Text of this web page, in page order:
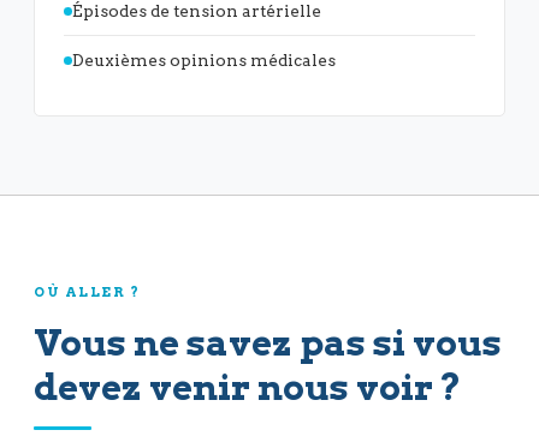
Épisodes de tension artérielle
Deuxièmes opinions médicales
OÙ ALLER ?
Vous ne savez pas si vous
devez venir nous voir ?